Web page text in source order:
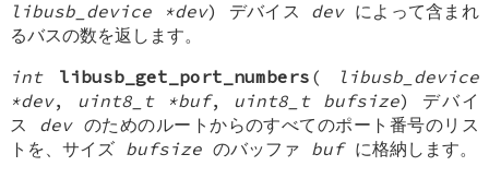
libusb_device *dev) デバイス devによって含まれ
るバスの数を返します。
int
libusb_get_port_numbers (
libusb_device
*dev, uint8_t *buf, uint8_t bufsize) デバイ
ス devのためのルートからのすべてのポート番号のリス
トを、サイズ bufsize のバッファ bufに格納します。